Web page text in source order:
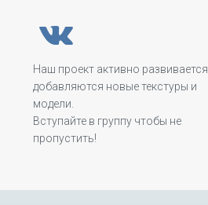
Наш проект активно развивается,
добавляются новые текстуры и
модели.
Вступайте в группу чтобы не
пропустить!